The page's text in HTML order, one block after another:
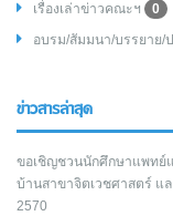
เรื่องเล่าข่าวคณะฯ
0
อบรม/สัมมนา/บรรยาย/
ข่าวสารล่าสุด
ขอเชิญชวนนักศึกษาแพทย์
บ้านสาขาจิตเวชศาสตร์ แ
2570